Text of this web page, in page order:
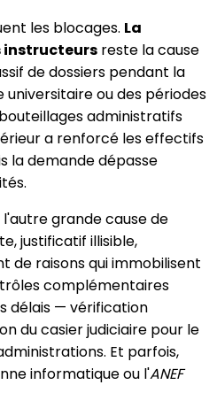
les blocages. La
instructeurs reste la cause
de dossiers pendant la
universitaire ou des périodes
administratifs
a renforcé les effectifs
la demande dépasse
grande cause de
justificatif illisible,
de raisons qui immobilisent
complémentaires
délais — vérification
du casier judiciaire pour le
Et parfois,
informatique ou l'ANEF